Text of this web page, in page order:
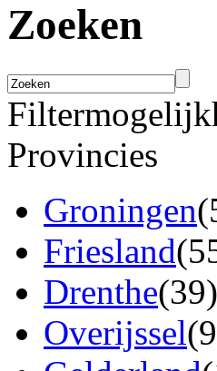
Zoeken
Provincies
Groningen
Friesland
Drenthe(39)
Overijssel